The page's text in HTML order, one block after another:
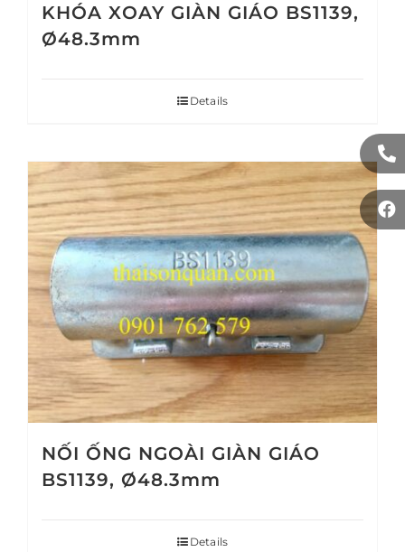
KHÓA XOAY GIÀN GIÁO BS1139,
Ø48.3mm
Details
NỐI ỐNG NGOÀI GIÀN GIÁO
BS1139, Ø48.3mm
Details